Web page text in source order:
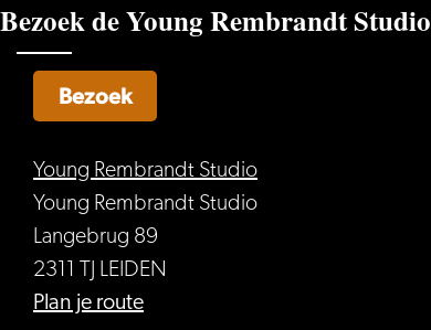
Bezoek de Young Rembrandt Studio
Young Rembrandt Studio
Young Rembrandt Studio
Langebrug 89
2311 TJ LEIDEN
Plan je routenaar
Bezoek